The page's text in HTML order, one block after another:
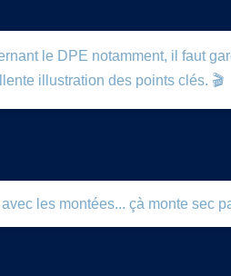
le DPE notamment, il faut
illustration des points clés. 🎬
les montées... çà monte sec